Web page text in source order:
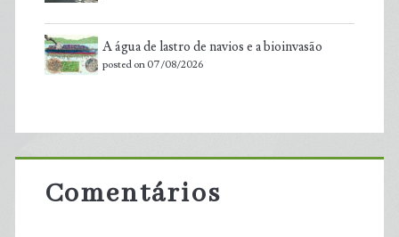
A água de lastro de navios e a bioinvasão
posted on 07/08/2026
Comentários